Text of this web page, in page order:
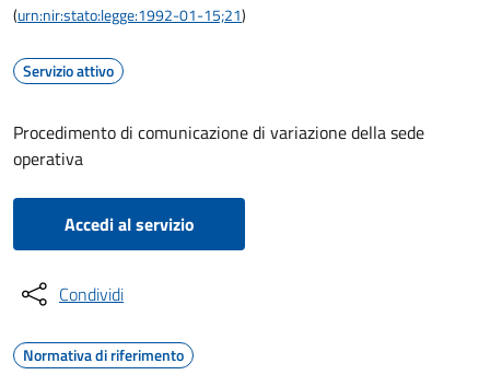
(urn:nir:stato:legge:1992-01-15;21)
Servizio attivo
Procedimento di comunicazione di variazione della sede
operativa
Accedi al servizio
Condividi
Normativa di riferimento